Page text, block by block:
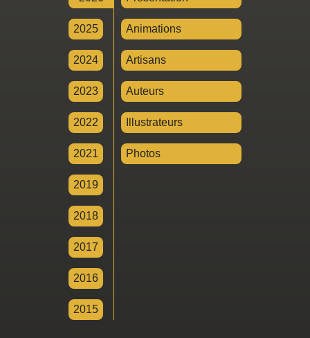
2025
2024
2023
2022
2021
2019
2018
2017
2016
2015
Animations
Artisans
Auteurs
Illustrateurs
Photos